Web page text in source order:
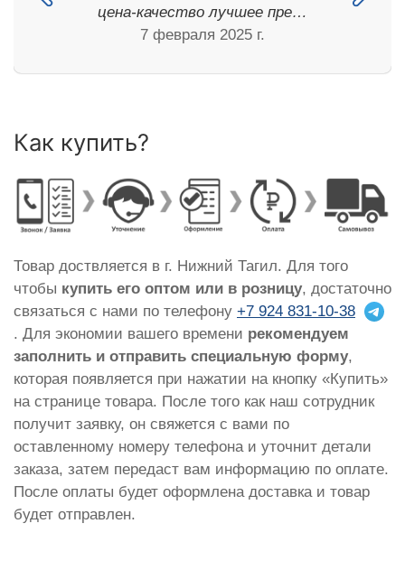
цена-качество лучшее пре…
7 февраля 2025 г.
Как купить?
Товар доствляется в г. Нижний Тагил. Для того
чтобы купить его оптом или в розницу, достаточно
связаться с нами по телефону +7 924 831-10-38
. Для экономии вашего времени рекомендуем
заполнить и отправить специальную форму,
которая появляется при нажатии на кнопку «Купить»
на странице товара. После того как наш сотрудник
получит заявку, он свяжется с вами по
оставленному номеру телефона и уточнит детали
заказа, затем передаст вам информацию по оплате.
После оплаты будет оформлена доставка и товар
будет отправлен.